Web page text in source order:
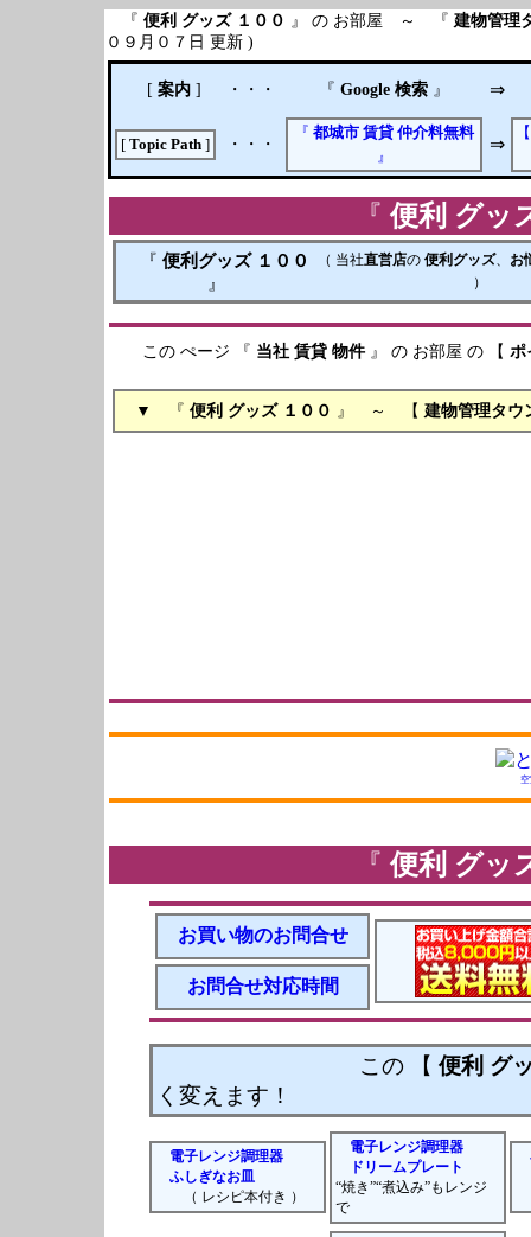
『 便利 グッズ １００ 』 の お部屋 ～ 『 建物管理
０９月０７日 更新 )
[ 案内] ・・・ 『 Google 検索 』 ⇒
[ Topic Path ] ・・・
『 都城市 賃貸 仲介料無料
』
⇒
『便利 グッ
『 便利グッズ １００
』
（ 当社直営店の 便利グッズ、 お
）
この ぺージ 『 当社 賃貸 物件』 の お部屋 の 【 ポ
▼ 『 便利 グッズ １００ 』 ～ 【 建物管理タウ
空
『便利 グッ
お買い物のお問合せ
お問合せ対応時間
この 【 便利 グ
く変えます！
電子レンジ調理器
ふしぎなお皿
（ レシピ本付き ）
電子レンジ調理器
ドリームプレート
“焼き”“煮込み”もレンジ
で